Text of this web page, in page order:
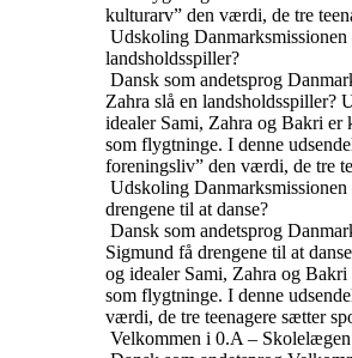
kulturarv” den værdi, de tre
Udskoling
landsholdsspiller?
Dansk som andetsprog
Zahra slå en landsholdsspiller?
idealer Sami, Zahra og Bakri er
som flygtninge. I denne
foreningsliv” den værdi, de tre
Udskoling
drengene til at danse?
Dansk som andetsprog
Sigmund få drengene til at
og idealer Sami, Zahra og
som flygtninge. I denne
værdi, de tre teenagere sætter
Velkommen i 0.A – Skolelægen